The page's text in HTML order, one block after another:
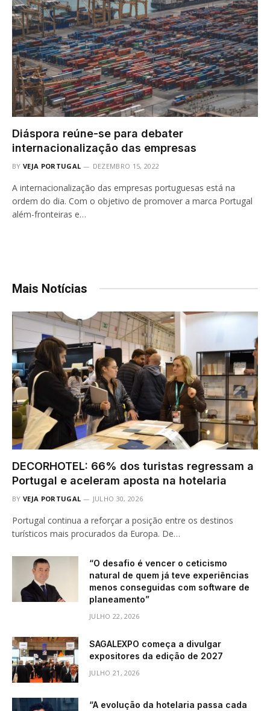
Diáspora reúne-se para debater
internacionalização das empresas
BY VEJA PORTUGAL DEZEMBRO 15, 2022
A internacionalização das empresas portuguesas está na
ordem do dia. Com o objetivo de promover a marca Portugal
além-fronteiras e…
Mais Notícias
DECORHOTEL: 66% dos turistas regressam a
Portugal e aceleram aposta na hotelaria
BY VEJA PORTUGAL JULHO 30, 2026
Portugal continua a reforçar a posição entre os destinos
turísticos mais procurados da Europa. De…
“O desafio é vencer o ceticismo
natural de quem já teve experiências
menos conseguidas com software de
planeamento”
JULHO 22, 2026
SAGALEXPO começa a divulgar
expositores da edição de 2027
JULHO 21, 2026
“A evolução da hotelaria passa cada